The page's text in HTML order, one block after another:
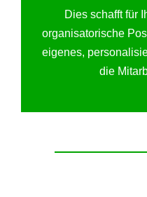
Dies schafft für
organisatorische
eigenes,
die